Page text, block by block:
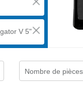
V 5"
Nombre de pièces